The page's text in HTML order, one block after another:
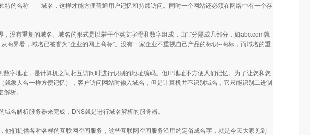
特的名称——域名，这样才能方便普通用户记忆和持续访问。同时一个网站还必须在网络中有一个存
没有重复的域名。域名的形式是以若干个英文字母和数字组成，由“.”分隔成几部分，如abc.com就
界看，域名已被誉为“企业的网上商标”。没有一家企业不重视自己产品的标识--商标，而域名的重
字地址，是计算机之间相互访问时进行识别的地址编码。但IP地址不方便人们记忆。为了让您和您
象人名一样方便记忆），客户访问网站时输入域名，但是计算机并不识别域名，它只能识别二进制
析。
名解析服务器来完成，DNS就是进行域名解析的服务器。
们提供各种各样的互联网空间服务，这些互联网空间服务沿用约定俗成名字，就是今天大家见到